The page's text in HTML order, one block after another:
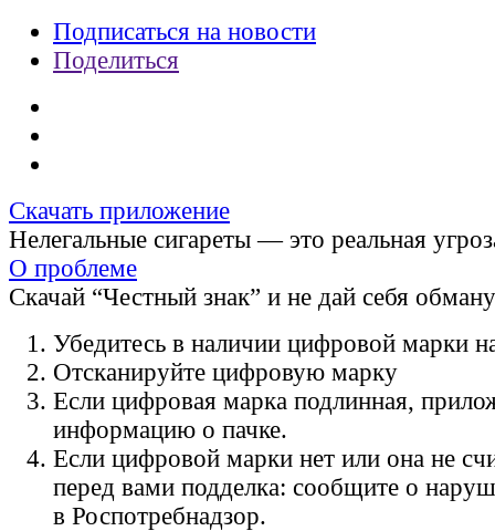
Подписаться на новости
Поделиться
Скачать приложение
Нелегальные сигареты — это реальная
О проблеме
Скачай “Честный знак” и не дай себя
Убедитесь в наличии цифровой марки
Отсканируйте цифровую марку
Если цифровая марка подлинная,
информацию о пачке.
Если цифровой марки нет или она не
перед вами подделка: сообщите о
в Роспотребнадзор.